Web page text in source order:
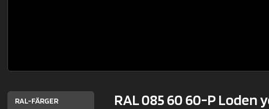
RAL-FÄRGER RAL 085 60 60-P Loden